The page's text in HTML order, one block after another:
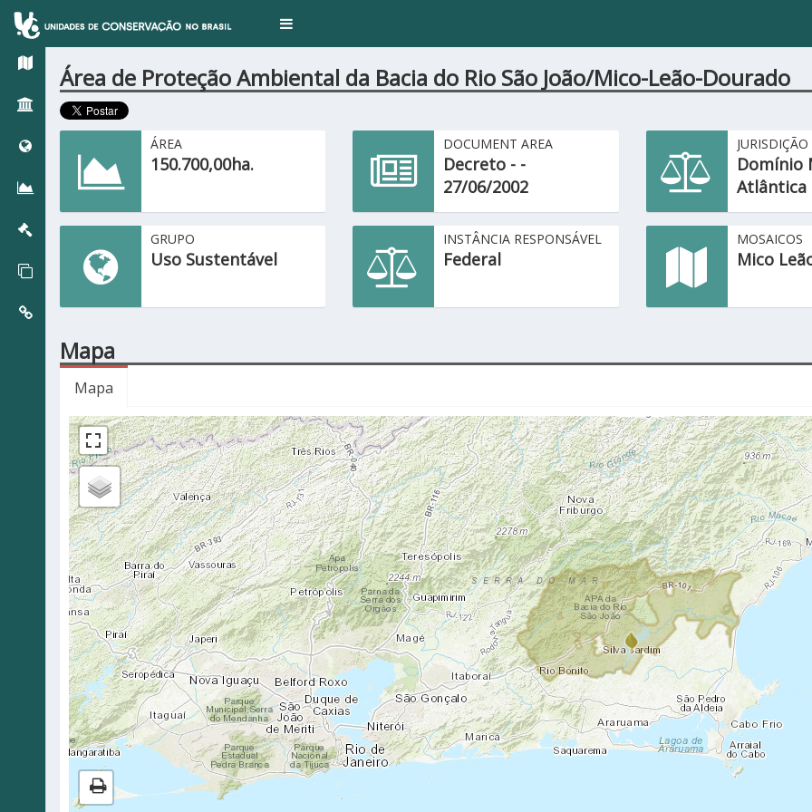
Toggle
Área de Proteção Ambiental da Bacia do Rio São João/Mico-Leão-Dourado
ÁREA
150.700,00ha.
DOCUMENT AREA
Decreto - -
27/06/2002
Domínio
Atlântica
GRUPO
Uso Sustentável
INSTÂNCIA RESPONSÁVEL
Federal
MOSAICOS
Mico
Mapa
Mapa